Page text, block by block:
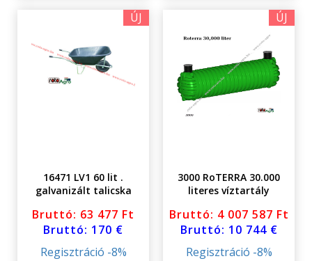
ÚJ
16471 LV1 60 lit .
galvanizált talicska
Bruttó: 63 477 Ft
Bruttó: 170 €
Regisztráció -8%
ÚJ
3000 RoTERRA 30.000
literes víztartály
Bruttó: 4 007 587 Ft
Bruttó: 10 744 €
Regisztráció -8%